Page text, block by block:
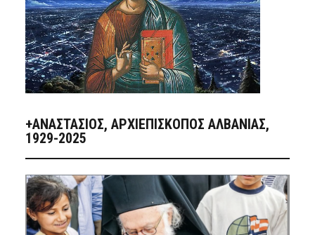
+ΑΝΑΣΤΆΣΙΟΣ, ΑΡΧΙΕΠΊΣΚΟΠΟΣ ΑΛΒΑΝΊΑΣ,
1929-2025